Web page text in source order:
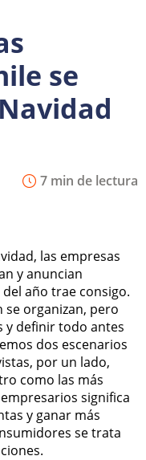
se
7 min de lectura
las empresas
y anuncian
año trae consigo.
organizan, pero
y definir todo antes
dos escenarios
por un lado,
como las más
significa
y ganar más
se trata